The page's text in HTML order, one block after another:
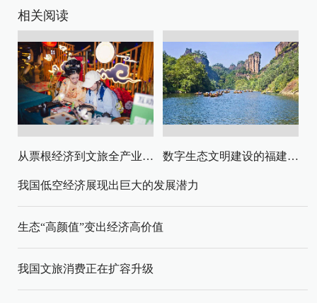
相关阅读
从票根经济到文旅全产业链升级 数字生态文明建设的福建路径与启示
我国低空经济展现出巨大的发展潜力
生态“高颜值”变出经济高价值
我国文旅消费正在扩容升级